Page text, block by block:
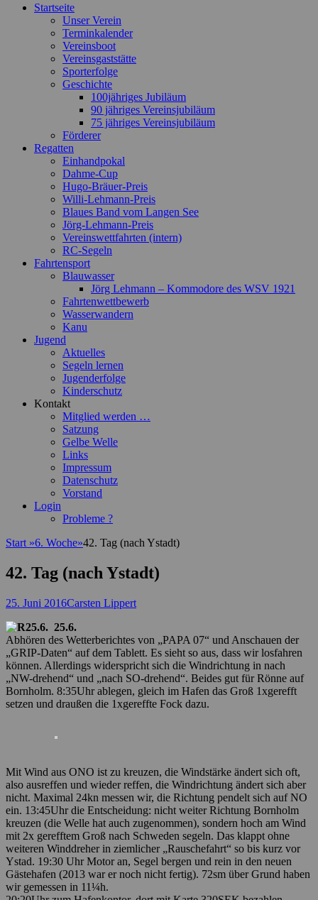
Zum
Startseite
Unser Verein
Terminkalender
Vereinsboot
Vereinsgaststätte
Sporterfolge
Geschichte
100jähriges Jubiläum
90 jähriges Vereinsjubiläum
75 jähriges Vereinsjubiläum
Förderer
Regatten
Einhandpokal
Dahme-Cup
Hugo-Bräuer-Preis
Willi-Lehmann-Preis
Blaues Band vom Langen See
Jörg-Lehmann-Preis
Vereinswettfahrten (intern)
RC-Segeln
Fahrtensport
Blauwasser
Jörg Lehmann – Kommodore des WSV 1921
Fahrtenwettbewerb
Wasserwandern
Kanu
Jugend
Aktuelles
Segeln lernen
Jugenderfolge
Kinderschutz
Kontakt
Mitglied werden …
Satzung
Gelbe Welle
Links
Impressum
Datenschutz
Vorstand
Login
Probleme ?
Start »6. Woche»42. Tag (nach Ystadt)
42. Tag (nach Ystadt)
Posted
25. Juni 2016Autor
Carsten Lippert
25.6.
Abhören des Wetterberichtes von „PAPA 07“ und Anschauen der
„GRIP-Daten“ auf dem Tablett. Es sieht so aus, dass wir losfahren
können. Allerdings widerspricht sich die Windrichtung in nach
„NW-drehend“ und „nach SO-drehend“. Beides gut für Rönne auf
Bornholm. 8:35Uhr ablegen, gleich im Hafen das Groß 1xgerefft
setzen und draußen die 1xgereffte Fock dazu.
Mit Wind aus ONO ist zu kreuzen, die Windstärke ändert sich oft,
also ausreffen und wieder reffen, die Windrichtung ändert sich aber
nicht. Maximal 24kn messen wir, die Richtung pendelt sich auf NO
ein. 13:45Uhr die Entscheidung: nicht weiter Richtung Bornholm
kreuzen (die Welle hat auch zugenommen), sondern hoch am Wind
mit 2x gerefftem Groß nach Schweden segeln. Das klappt ohne
weiteren Winddreher in ziemlicher „Rauschefahrt“ so bis kurz vor
Ystad. 19:30 Uhr Motor an, Segel bergen und rein in den neuen
Gästehafen (2013 war er noch nicht fertig). 72sm über Grund haben
wir gemessen in 11¼h.